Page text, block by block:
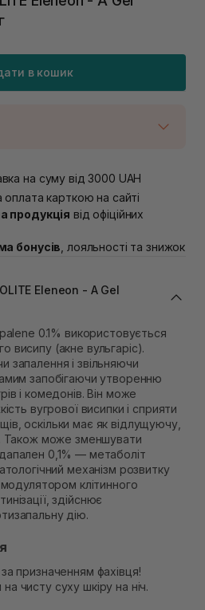
в кошик
Академіка Підстригача, 1В
вул. Степана Бандери 45
вул. 16-го Липня, 15
Кулика і Гудачека 23 (ТЦ
на суму від 3000 UAH
карткою на сайті
продукція від офіційних
бонусів , лояльності та знижок
Eleneon - A Gel
0.1% використовується
висипу (акне вульгаріс).
запалення і звільняючи
запобігаючи утворенню
і комедонів. Він може
вугрової висипки і сприяти
оскільки має як відлущуючу,
Також може зменшувати
0,1% — метаболіт
механізм розвитку
клітинного
здійснює
дію.
призначенням фахівця!
чисту суху шкіру на ніч.